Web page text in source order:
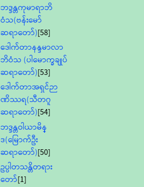
ဘဒ္ဒန္တကုမာရာဘိ
ဝံသ(ဗန်းမော်
ဆရာတော်)[58]
ဒေါက်တာနန္ဒမာလာ
ဘိဝံသ (ပါမောက္ခချုပ်
ဆရာတော်)[53]
ဒေါက်တာအရှင်ဉာ
ဏိဿရ(သီတဂူ
ဆရာတော်)[54]
ဘဒ္ဒန္တဝါယာမိန္
ဒ(မြောက်ဦး
ဆရာတော်)[50]
ဥပ္ပါတသန္တိတရား
တော်[1]